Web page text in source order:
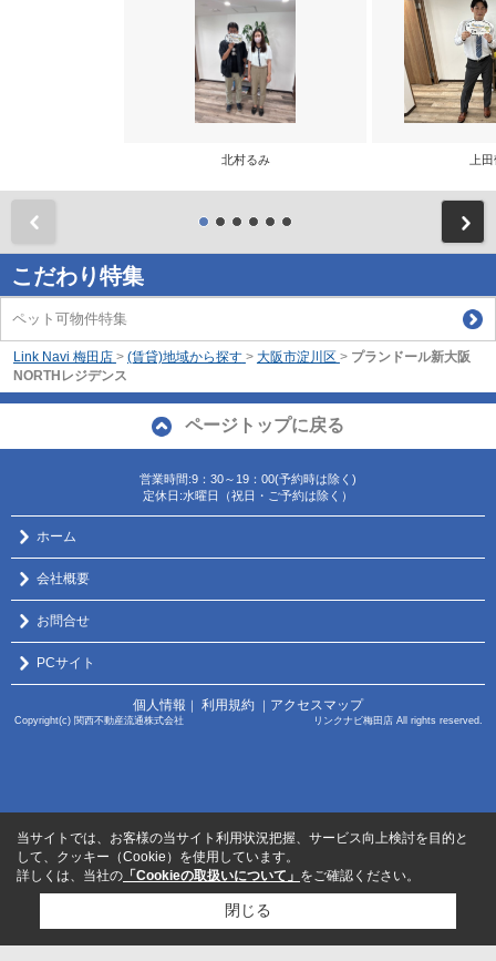
北村るみ 上
こだわり特集
ペット可物件特集
Link Navi 梅田店 > (賃貸)地域から探す > 大阪市淀川区 > プランドール新大阪
NORTHレジデンス
ページトップに戻る
営業時間:9：30～19：00(予約時は除く)
定休日:水曜日（祝日・ご予約は除く）
ホーム
会社概要
お問合せ
PCサイト
個人情報 利用規約 アクセスマップ
Copyright(c) 関西不動産流通株式会社 リンクナビ梅田店 All rights reserved.
当サイトでは、お客様の当サイト利用状況把握、サービス向上検討を目的と
して、クッキー（Cookie）を使用しています。
詳しくは、当社の 「Cookieの取扱いについて」 をご確認ください。
閉じる